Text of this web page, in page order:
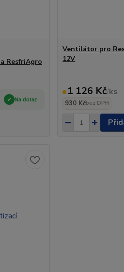
ResfriAgro
Na dotaz
Ventilátor pro
12V
1 126 Kč/ks
930 Kčbez DPH